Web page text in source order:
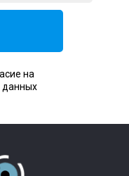
на
данных